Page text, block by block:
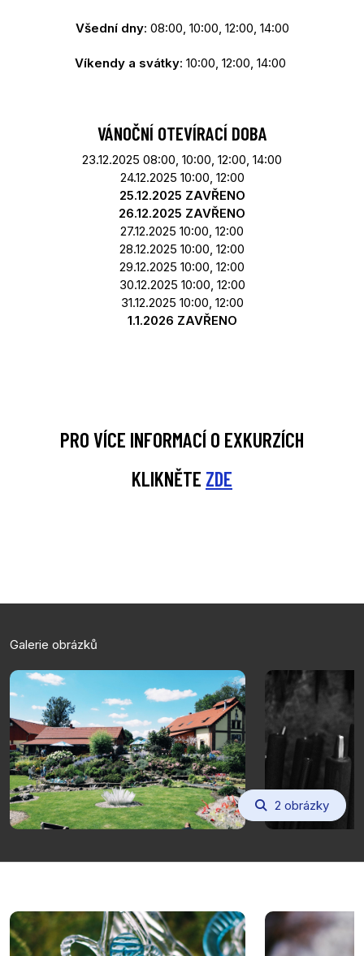
Všední dny: 08:00, 10:00, 12:00, 14:00
Víkendy a svátky: 10:00, 12:00, 14:00
VÁNOČNÍ OTEVÍRACÍ DOBA
23.12.2025 08:00, 10:00, 12:00, 14:00
24.12.2025 10:00, 12:00
25.12.2025 ZAVŘENO
26.12.2025 ZAVŘENO
27.12.2025 10:00, 12:00
28.12.2025 10:00, 12:00
29.12.2025 10:00, 12:00
30.12.2025 10:00, 12:00
31.12.2025 10:00, 12:00
1.1.2026 ZAVŘENO
PRO VÍCE INFORMACÍ O EXKURZÍCH
KLIKNĚTE ZDE
Galerie obrázků
2 obrázky